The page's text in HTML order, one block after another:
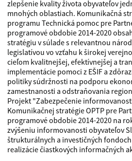
zlepšenie kvality života obyvateľov
mnohých oblastiach. Komunikačná
programu Technická pomoc pre
programové obdobie 2014-2020
stratégiu v súlade s relevantnou
legislatívou vo vzťahu k širokej
cieľom kvalitnejšej, efektívnejšej a
implementácie pomoci z EŠIF a
politiky súdržnosti na podporu
zamestnanosti a odstraňovania
Projekt "Zabezpečenie
Komunikačnej stratégie OPTP pre
programové obdobie 2014-2020 na
zvýšeniu informovanosti obyvateľov
štrukturálnych a investičných
realizácie čiastkových informačných